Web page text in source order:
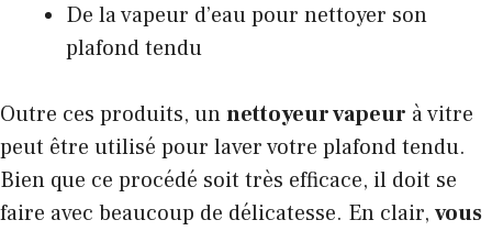
De la vapeur d’eau pour nettoyer son
plafond tendu
Outre ces produits, unnettoyeur vapeur à vitre
peut être utilisé pour laver votre plafond tendu.
Bien que ce procédé soit très efficace, il doit se
faire avec beaucoup de délicatesse. En clair, vous